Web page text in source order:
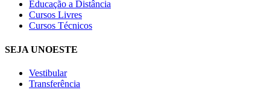
Educação a Distância
Cursos Livres
Cursos Técnicos
SEJA UNOESTE
Vestibular
Transferência